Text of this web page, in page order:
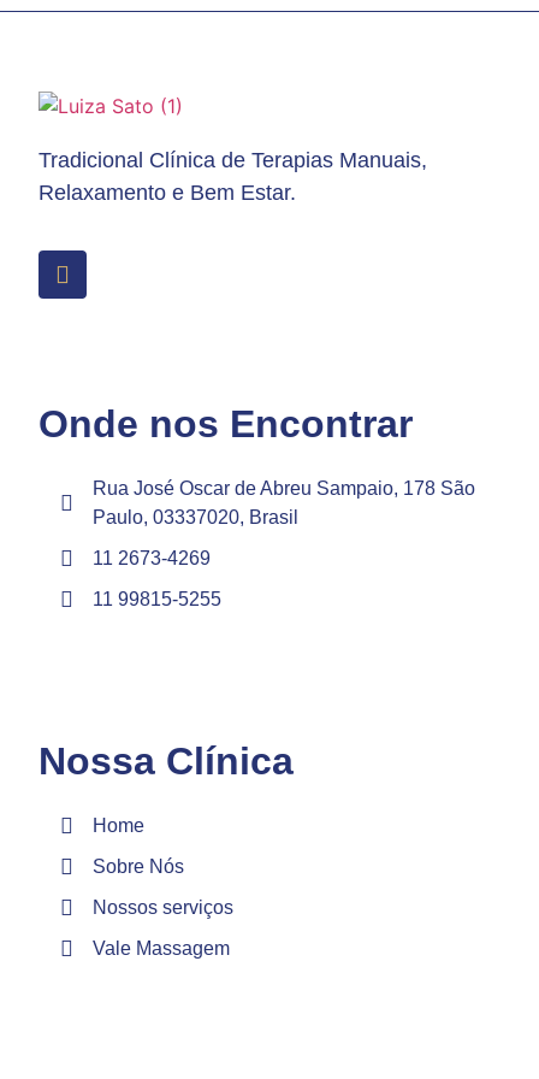
Tradicional Clínica de Terapias Manuais,
Relaxamento e Bem Estar.
Onde nos Encontrar
Rua José Oscar de Abreu Sampaio, 178 São
Paulo, 03337020, Brasil
11 2673-4269
11 99815-5255
Nossa Clínica
Home
Sobre Nós
Nossos serviços
Vale Massagem